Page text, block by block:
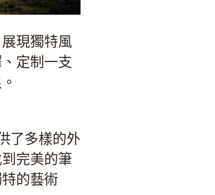
現獨特風
定制一支
了多樣的外
完美的筆
的藝術